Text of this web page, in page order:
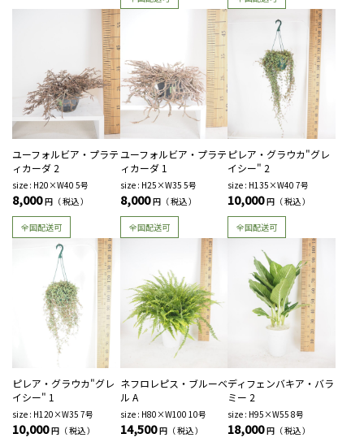
ユーフォルビア・プラテ
ィカーダ 2
size : H20×W40 5号
8,000 円（ 税込 ）
全国配送可
ユーフォルビア・プラテ
ィカーダ 1
size : H25×W35 5号
8,000 円（ 税込 ）
全国配送可
ピレア・グラウカ"グレ
イシー" 2
size : H135×W40 7号
10,000 円（ 税込 ）
全国配送可
ピレア・グラウカ"グレ
イシー" 1
size : H120×W35 7号
10,000 円（ 税込 ）
ネフロレピス・ブルーベ
ル A
size : H80×W100 10号
14,500 円（ 税込 ）
ディフェンバキア・バラ
ミー 2
size : H95×W55 8号
18,000 円（ 税込 ）